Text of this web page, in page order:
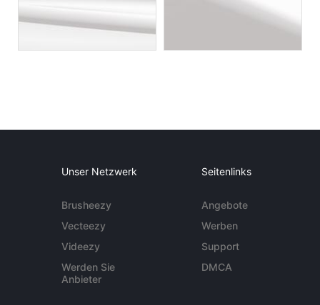
Unser Netzwerk
Brusheezy
Vecteezy
Videezy
Werden Sie
Anbieter
Seitenlinks
Angebote
Werben
Support
DMCA